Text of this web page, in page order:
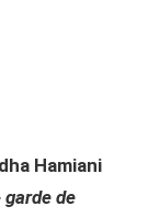
Hamiani
garde de